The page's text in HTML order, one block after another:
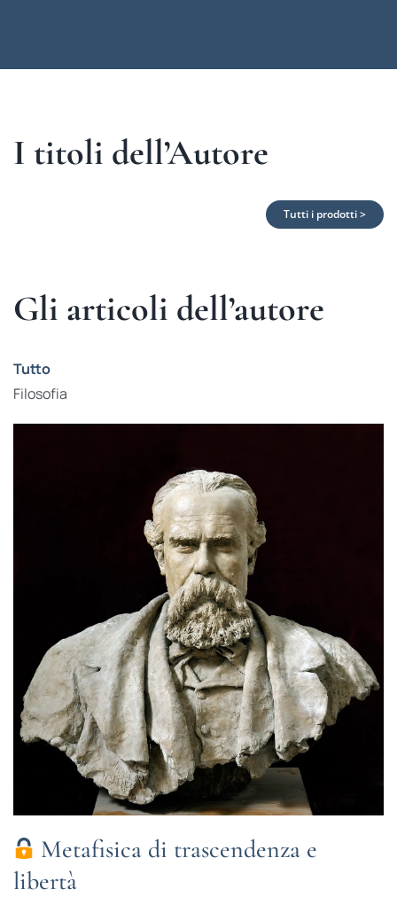
I titoli dell’Autore
Tutti i prodotti >
Gli articoli dell’autore
Tutto
Filosofia
Metafisica di trascendenza e
libertà